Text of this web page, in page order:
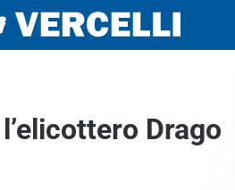
Drago